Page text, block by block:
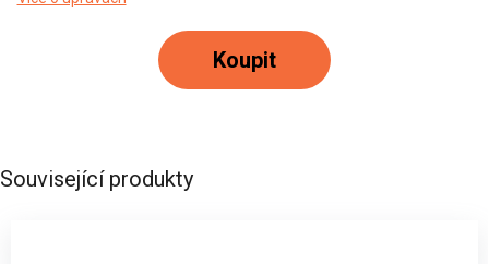
Koupit
Související produkty